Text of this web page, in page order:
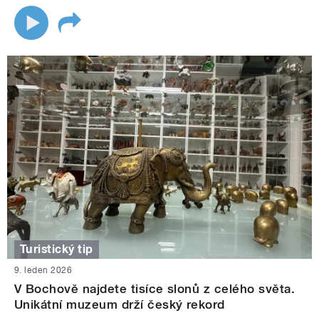
Turistický tip
9. leden 2026
V Bochově najdete tisíce slonů z celého světa.
Unikátní muzeum drží český rekord